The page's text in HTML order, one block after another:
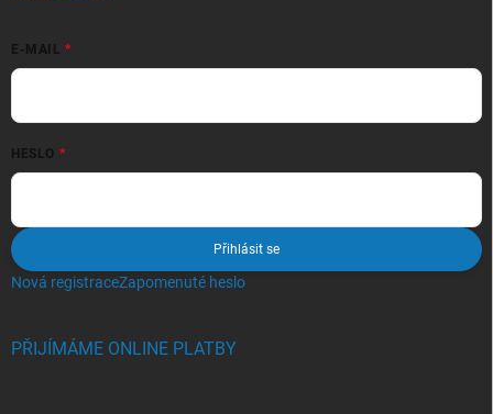
E-MAIL
HESLO
Přihlásit se
Nová registraceZapomenuté heslo
PŘIJÍMÁME ONLINE PLATBY